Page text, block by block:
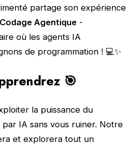
partage son expérience
Codage Agentique -
où les agents IA
de programmation ! 💻✨
🎯
la puissance du
IA sans vous ruiner. Notre
et explorera tout un